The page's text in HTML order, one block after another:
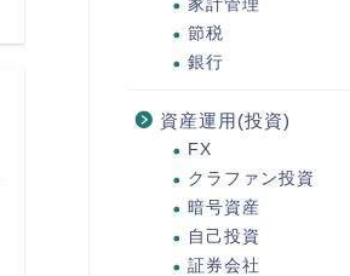
家計管理
節税
銀行
資産運用(投資)
FX
クラファン投資
暗号資産
自己投資
証券会社